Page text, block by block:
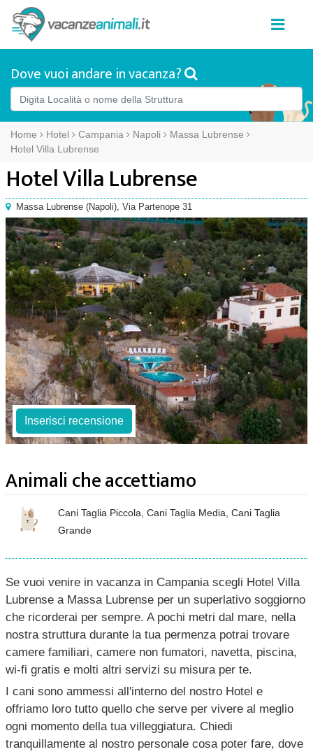
Dove vuoi andare in vacanza?
Home Hotel Campania Napoli
Massa Lubrense
Hotel Villa Lubrense
Hotel Villa Lubrense
Massa Lubrense (Napoli), Via Partenope 31
Inserisci recensione
Animali che accettiamo
Cani Taglia Piccola, Cani Taglia Media, Cani Taglia
Grande
Se vuoi venire in vacanza in Campania scegli Hotel Villa
Lubrense a Massa Lubrense per un superlativo soggiorno
che ricorderai per sempre. A pochi metri dal mare, nella
nostra struttura durante la tua permenza potrai trovare
camere familiari, camere non fumatori, navetta, piscina,
wi-fi gratis e molti altri servizi su misura per te.
I cani sono ammessi all'interno del nostro Hotel e
offriamo loro tutto quello che serve per vivere al meglio
ogni momento della tua villeggiatura. Chiedi
tranquillamente al nostro personale cosa poter fare, dove